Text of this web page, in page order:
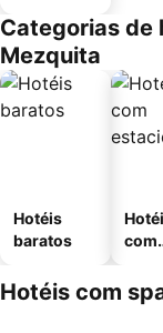
Categorias de
Mezquita
Hotéis
baratos
com
Hotéis com